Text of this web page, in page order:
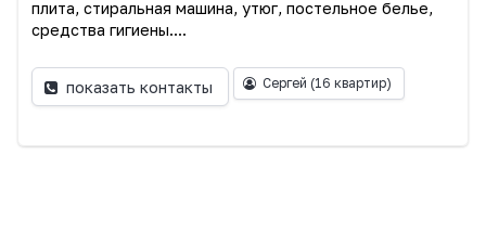
плита, стиральная машина, утюг, постельное белье,
средства гигиены....
показать контакты Сергей (16 квартир)